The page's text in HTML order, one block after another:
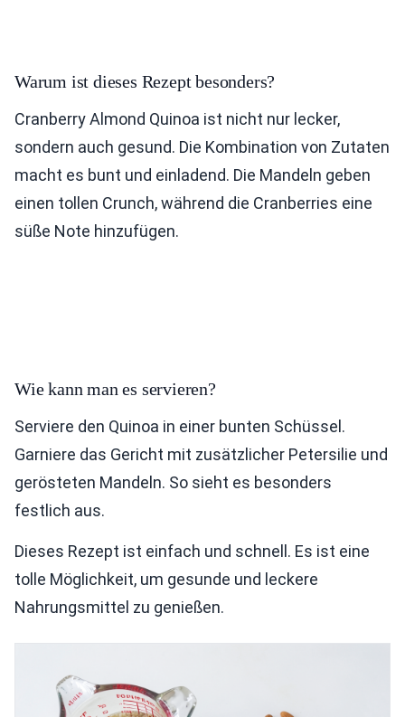
Warum ist dieses Rezept besonders?
Cranberry Almond Quinoa ist nicht nur lecker,
sondern auch gesund. Die Kombination von Zutaten
macht es bunt und einladend. Die Mandeln geben
einen tollen Crunch, während die Cranberries eine
süße Note hinzufügen.
Wie kann man es servieren?
Serviere den Quinoa in einer bunten Schüssel.
Garniere das Gericht mit zusätzlicher Petersilie und
gerösteten Mandeln. So sieht es besonders
festlich aus.
Dieses Rezept ist einfach und schnell. Es ist eine
tolle Möglichkeit, um gesunde und leckere
Nahrungsmittel zu genießen.